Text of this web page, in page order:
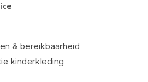
& bereikbaarheid
kinderkleding